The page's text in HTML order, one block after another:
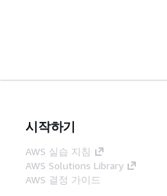
시작하기
AWS 실습 지침
AWS Solutions Library
AWS 결정 가이드